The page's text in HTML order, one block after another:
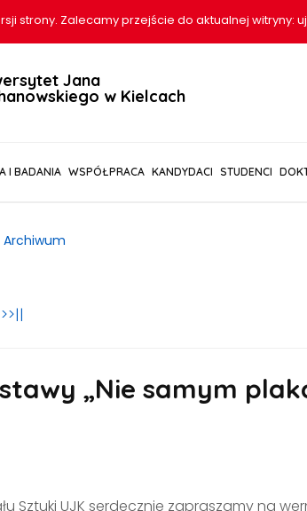
strony. Zalecamy przejście do aktualnej witryny:
Jana
w Kielcach
I BADANIA WSPÓŁPRACA KANDYDACI STUDENCI
Archiwum
>>||
„Nie samym
Sztuki UJK serdecznie zapraszamy na